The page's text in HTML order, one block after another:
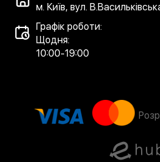
м. Київ, вул.
Графік роботи:
Щодня:
10:00-19:00